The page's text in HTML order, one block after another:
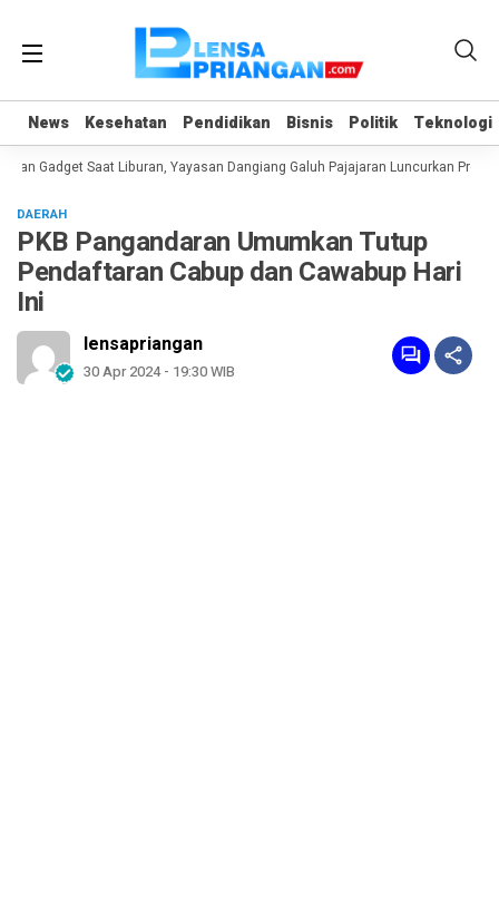
News Kesehatan Pendidikan Bisnis Politik Teknologi
News Kesehatan Pendidikan Bisnis Politik Teknologi
Gadget Saat Liburan, Yayasan Dangiang Galuh Pajajaran Luncurkan
DAERAH
PKB Pangandaran Umumkan Tutup
Pendaftaran Cabup dan Cawabup Hari
Ini
lensapriangan
30 Apr 2024 - 19:30 WIB